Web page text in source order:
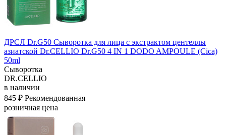
ДРСЛ Dr.G50 Сыворотка для лица с экстрактом центеллы
азиатской Dr.CELLIO Dr.G50 4 IN 1 DODO AMPOULE (Cica)
50ml
Сыворотка
DR.CELLIO
в наличии
845 ₽ Рекомендованная
розничная цена